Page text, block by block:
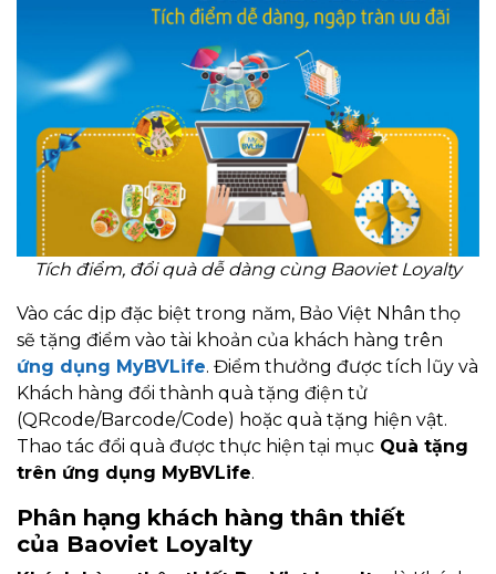
Tích điểm, đổi quà dễ dàng cùng Baoviet Loyalty
Vào các dịp đặc biệt trong năm, Bảo Việt Nhân thọ
sẽ tặng điểm vào tài khoản của khách hàng trên
ứng dụng MyBVLife. Điểm thưởng được tích lũy và
Khách hàng đổi thành quà tặng điện tử
(QRcode/Barcode/Code) hoặc quà tặng hiện vật.
Thao tác đổi quà được thực hiện tại mục Quà tặng
trên ứng dụng MyBVLife.
Phân hạng khách hàng thân thiết
của Baoviet Loyalty